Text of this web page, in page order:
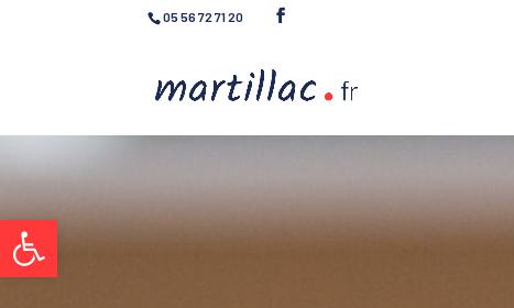
Ouvrir la barre d’outils
05 56 72 71 20